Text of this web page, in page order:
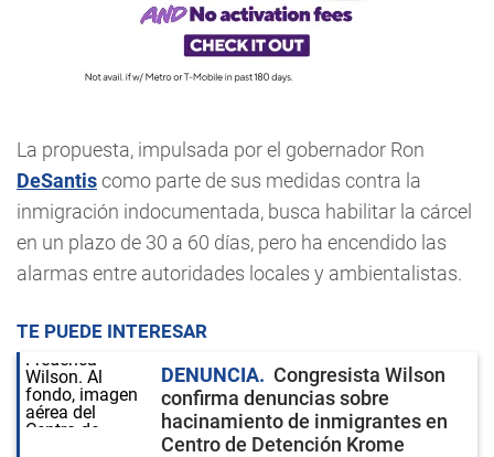
La propuesta, impulsada por el gobernador Ron
DeSantiscomo parte de sus medidas contra la
inmigración indocumentada, busca habilitar la cárcel
en un plazo de 30 a 60 días, pero ha encendido las
alarmas entre autoridades locales y ambientalistas.
TE PUEDE INTERESAR
DENUNCIA
Congresista Wilson
confirma denuncias sobre
hacinamiento de inmigrantes en
Centro de Detención Krome